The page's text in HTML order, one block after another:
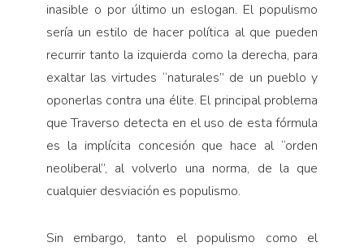
inasible o por último un eslogan. El popu­lismo
sería un estilo de hacer política al que pueden
recurrir tanto la izquierda como la derecha, para
exaltar las virtudes “naturales” de un pueblo y
oponer­las contra una élite. El principal problema
que Traverso detecta en el uso de esta fórmula
es la implícita concesión que hace al “orden
neoliberal”, al volverlo una norma, de la que
cualquier desviación es populismo.
Sin embargo, tanto el populismo como el